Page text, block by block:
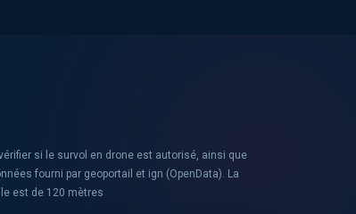
si le survol en drone est autorisé, ainsi que
fourni par geoportail et ign (OpenData). La
est de 120 mètres